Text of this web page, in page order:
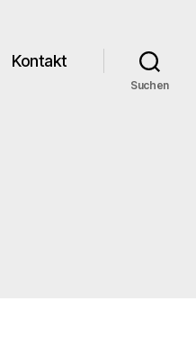
Kontakt
Suchen